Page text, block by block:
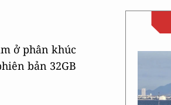
ở phân khúc
bản 32GB